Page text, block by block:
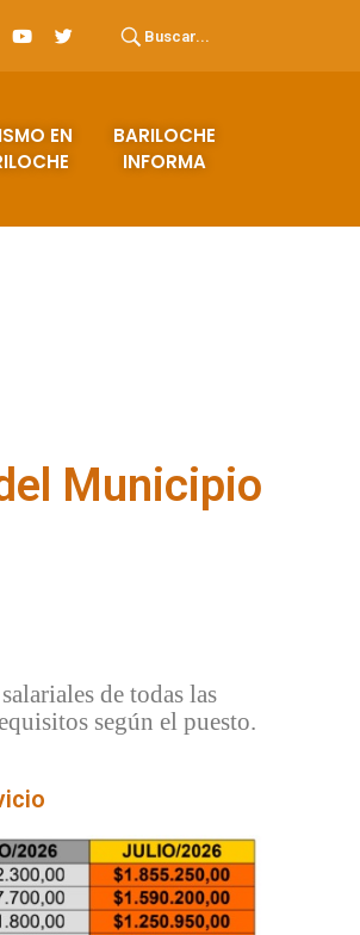
Buscar...
EN
BARILOCHE
INFORMA
Municipio
de todas las
según el puesto.